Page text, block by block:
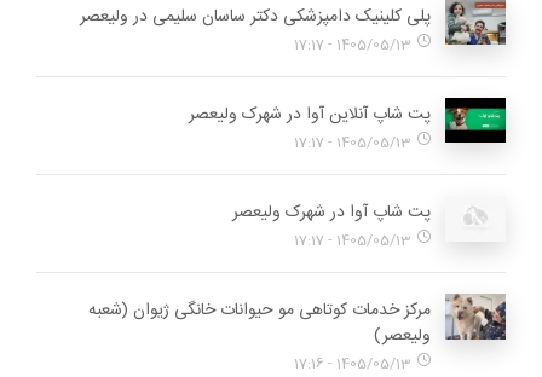
پلی کلینیک دامپزشکی دکتر ساسان سلیمی در ولیعصر
1405/05/13 - 17:17
پت شاپ آنلاین آوا در شهرک ولیعصر
1405/05/13 - 17:17
پت شاپ آوا در شهرک ولیعصر
1405/05/13 - 17:17
مرکز خدمات کوتاهی مو حیوانات خانگی ژیوان (شعبه
ولیعصر)
1405/05/13 - 17:16